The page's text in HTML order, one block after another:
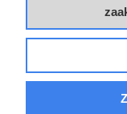
© 2017 - 2025 |